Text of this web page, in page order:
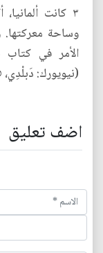
٣ كانت
وساحة معركتها.
الأمر في كتاب
(نيويورك: دَبلْدِي، ١٩٦٥م).
اضف تعليق